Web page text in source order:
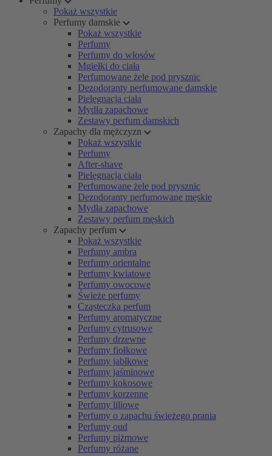
Pokaż wszystkie
Perfumy damskie
Pokaż wszystkie
Perfumy
Perfumy do włosów
Mgiełki do ciała
Perfumowane żele pod prysznic
Dezodoranty perfumowane damskie
Pielęgnacja ciała
Mydła zapachowe
Zestawy perfum damskich
Zapachy dla mężczyzn
Pokaż wszystkie
Perfumy
After-shave
Pielęgnacja ciała
Perfumowane żele pod prysznic
Dezodoranty perfumowane męskie
Mydła zapachowe
Zestawy perfum męskich
Zapachy perfum
Pokaż wszystkie
Perfumy ambra
Perfumy orientalne
Perfumy kwiatowe
Perfumy owocowe
Świeże perfumy
Cząsteczka perfum
Perfumy aromatyczne
Perfumy cytrusowe
Perfumy drzewne
Perfumy fiołkowe
Perfumy jabłkowe
Perfumy jaśminowe
Perfumy kokosowe
Perfumy korzenne
Perfumy liliowe
Perfumy o zapachu świeżego prania
Perfumy oud
Perfumy piżmowe
Perfumy różane